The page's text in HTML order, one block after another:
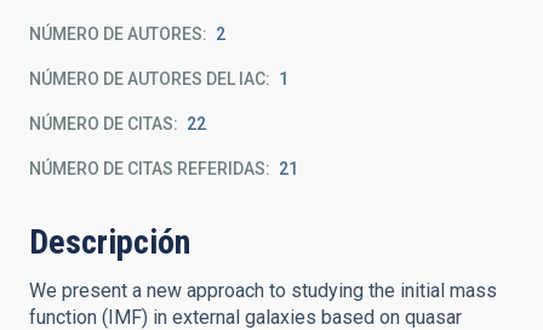
NÚMERO DE AUTORES 2
NÚMERO DE AUTORES DEL IAC 1
NÚMERO DE CITAS 22
NÚMERO DE CITAS REFERIDAS 21
Descripción
We present a new approach to studying the initial mass
function (IMF) in external galaxies based on quasar